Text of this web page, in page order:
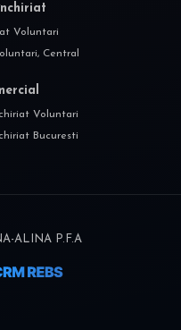
Voluntari
Central
Voluntari
Bucuresti
ALINA P.F.A